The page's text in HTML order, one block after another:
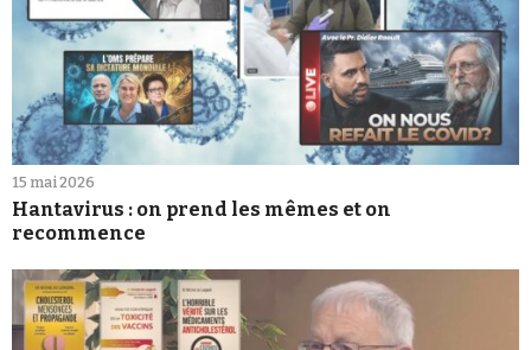
15 mai 2026
Hantavirus : on prend les mêmes et on
recommence